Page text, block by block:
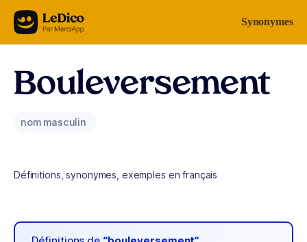
Aller au contenu Synonymes
Bouleversement
nom masculin
Définitions, synonymes, exemples en français